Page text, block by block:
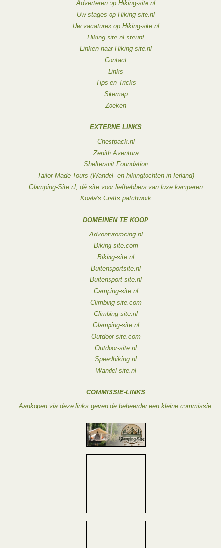
Adverteren op Hiking-site.nl
Uw stages op Hiking-site.nl
Uw vacatures op Hiking-site.nl
Hiking-site.nl steunt
Linken naar Hiking-site.nl
Contact
Links
Tips en Tricks
Sitemap
Zoeken
EXTERNE LINKS
Chestpack.nl
Zenith Aventura
Sheltersuit Foundation
Tailor-Made Tours (Wandel- en hikingtochten in Ierland)
Glamping-Site.nl, dé site voor liefhebbers van luxe kamperen
Koala's Crafts patchwork
DOMEINEN TE KOOP
Adventureracing.nl
Biking-site.com
Biking-site.nl
Buitensportsite.nl
Buitensport-site.nl
Camping-site.nl
Climbing-site.com
Climbing-site.nl
Glamping-site.nl
Outdoor-site.com
Outdoor-site.nl
Speedhiking.nl
Wandel-site.nl
COMMISSIE-LINKS
Aankopen via deze links geven de beheerder een kleine commissie.